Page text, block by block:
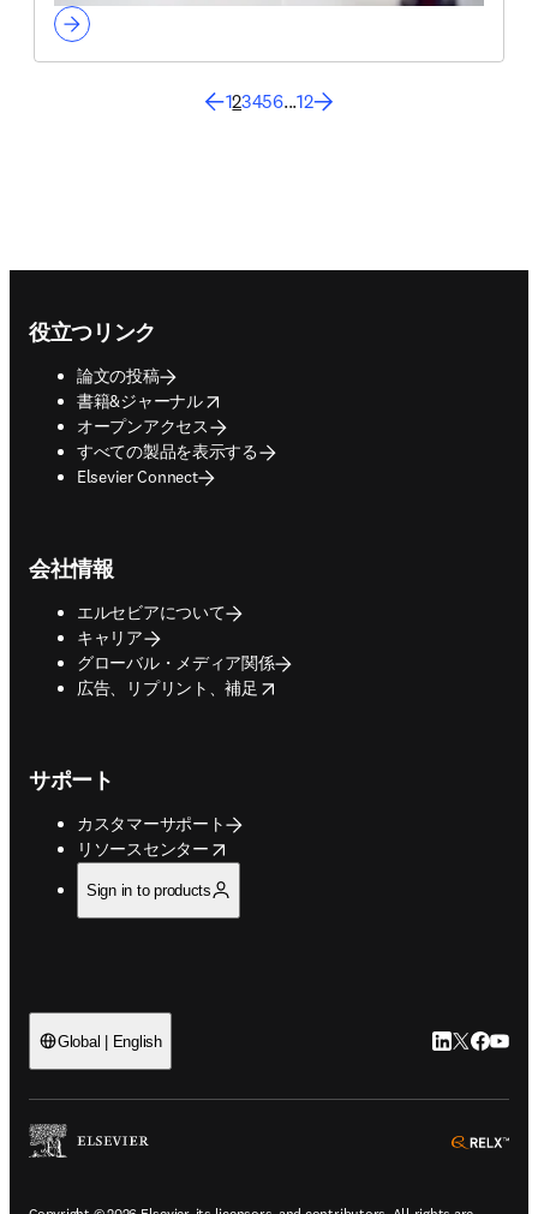
123456...12
役立つリンク
論文の投稿
書籍&ジャーナル
opens in new tab/window
オープンアクセス
すべての製品を表示する
Elsevier Connect
会社情報
エルセビアについて
キャリア
グローバル・メディア関係
広告、リプリント、補足
opens in new tab/window
サポート
カスタマーサポート
リソースセンター
opens in new tab/window
Sign in to products
Global | English LinkedIn 新
Twitter 新